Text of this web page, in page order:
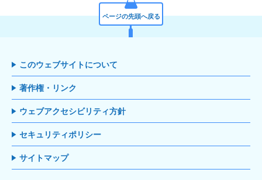
ページの先頭へ戻る
このウェブサイトについて
著作権・リンク
ウェブアクセシビリティ方針
セキュリティポリシー
サイトマップ